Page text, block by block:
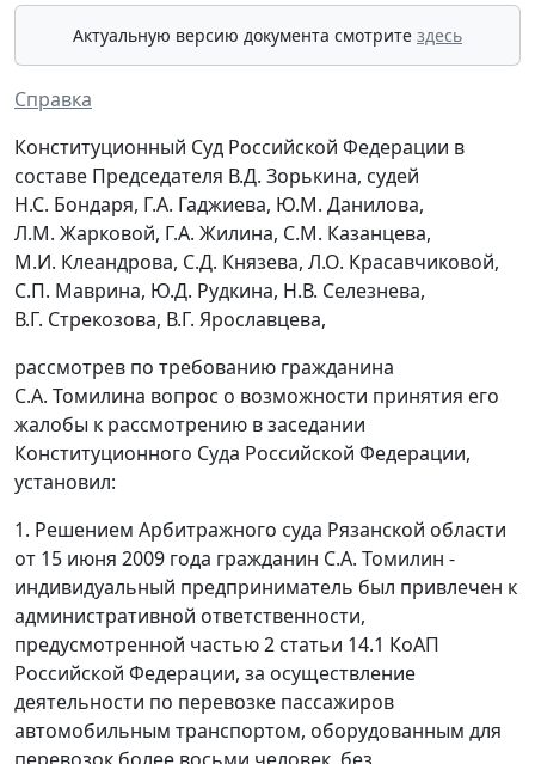
Актуальную версию документа смотрите здесь
Справка
Конституционный Суд Российской Федерации в
составе Председателя В.Д. Зорькина, судей
Н.С. Бондаря, Г.А. Гаджиева, Ю.М. Данилова,
Л.М. Жарковой, Г.А. Жилина, С.М. Казанцева,
М.И. Клеандрова, С.Д. Князева, Л.О. Красавчиковой,
С.П. Маврина, Ю.Д. Рудкина, Н.В. Селезнева,
В.Г. Стрекозова, В.Г. Ярославцева,
рассмотрев по требованию гражданина
С.А. Томилина вопрос о возможности принятия его
жалобы к рассмотрению в заседании
Конституционного Суда Российской Федерации,
установил:
1. Решением Арбитражного суда Рязанской области
от 15 июня 2009 года гражданин С.А. Томилин -
индивидуальный предприниматель был привлечен к
административной ответственности,
предусмотренной частью 2 статьи 14.1 КоАП
Российской Федерации, за осуществление
деятельности по перевозке пассажиров
автомобильным транспортом, оборудованным для